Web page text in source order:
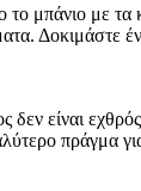
το μπάνιο
Δοκιμάστε
είναι
πράγμα